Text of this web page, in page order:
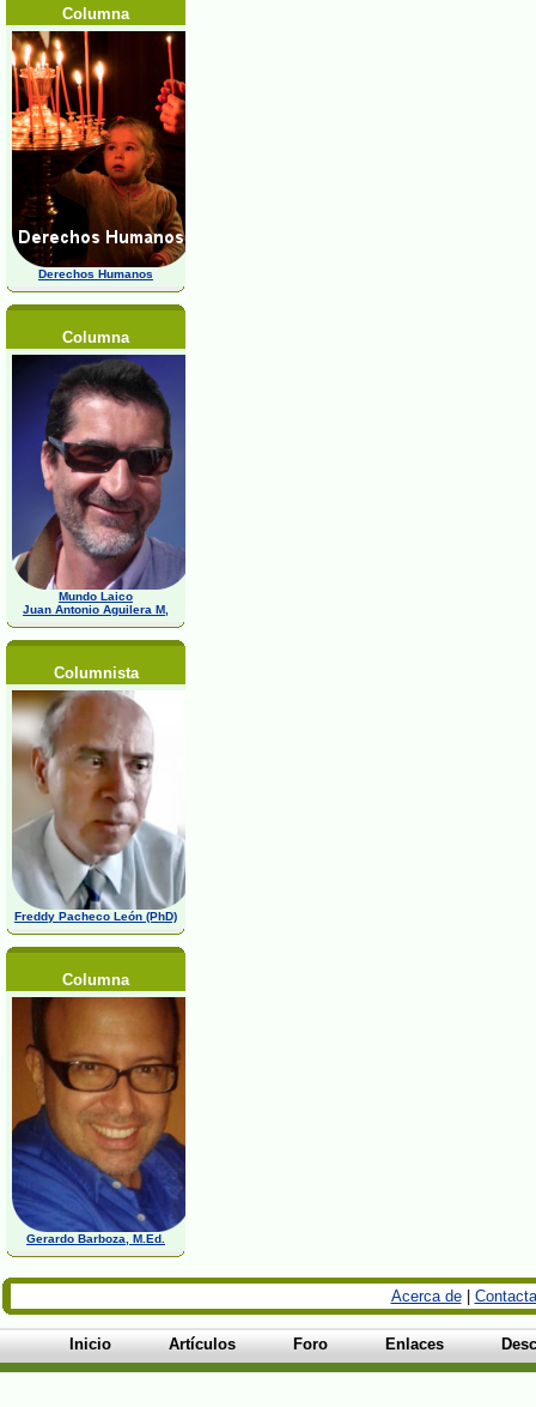
Columna
Derechos Humanos
Columna
Mundo Laico
Juan Antonio Aguilera M,
Columnista
Freddy Pacheco León (PhD)
Columna
Gerardo Barboza, M.Ed.
Acerca de|
Inicio Artículos Foro Enlaces